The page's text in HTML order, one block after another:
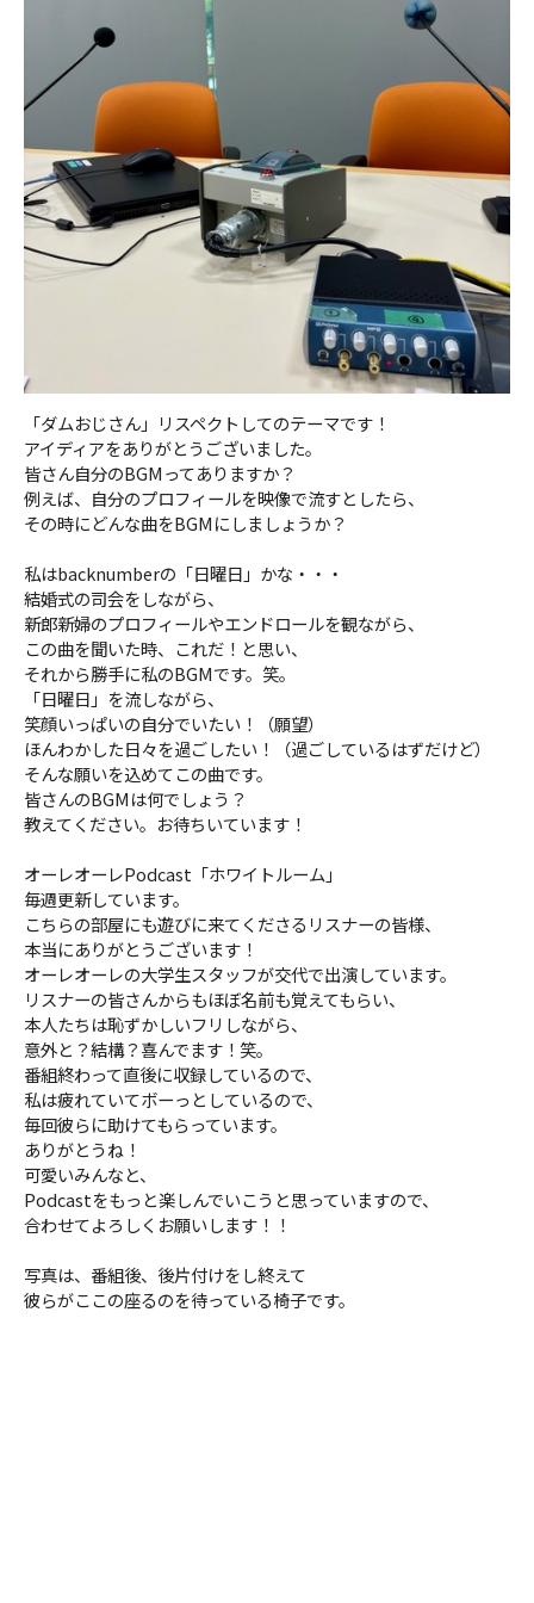
「ダムおじさん」リスペクトしてのテーマです！
アイディアをありがとうございました。
皆さん自分のBGMってありますか？
例えば、自分のプロフィールを映像で流すとしたら、
その時にどんな曲をBGMにしましょうか？
私はbacknumberの「日曜日」かな・・・
結婚式の司会をしながら、
新郎新婦のプロフィールやエンドロールを観ながら、
この曲を聞いた時、これだ！と思い、
それから勝手に私のBGMです。笑。
「日曜日」を流しながら、
笑顔いっぱいの自分でいたい！（願望）
ほんわかした日々を過ごしたい！（過ごしているはずだけど）
そんな願いを込めてこの曲です。
皆さんのBGMは何でしょう？
教えてください。お待ちいています！
オーレオーレPodcast「ホワイトルーム」
毎週更新しています。
こちらの部屋にも遊びに来てくださるリスナーの皆様、
本当にありがとうございます！
オーレオーレの大学生スタッフが交代で出演しています。
リスナーの皆さんからもほぼ名前も覚えてもらい、
本人たちは恥ずかしいフリしながら、
意外と？結構？喜んでます！笑。
番組終わって直後に収録しているので、
私は疲れていてボーっとしているので、
毎回彼らに助けてもらっています。
ありがとうね！
可愛いみんなと、
Podcastをもっと楽しんでいこうと思っていますので、
合わせてよろしくお願いします！！
写真は、番組後、後片付けをし終えて
彼らがここの座るのを待っている椅子です。